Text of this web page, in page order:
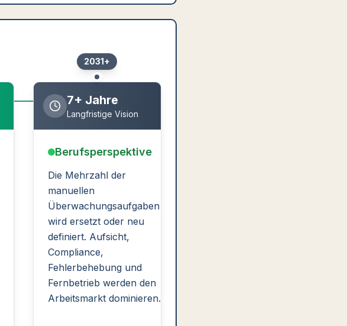
2031+
7+ Jahre
Langfristige Vision
Berufsperspektive
Die Mehrzahl der
manuellen
Überwachungsaufgaben
wird ersetzt oder neu
definiert. Aufsicht,
Compliance,
Fehlerbehebung und
Fernbetrieb werden den
Arbeitsmarkt dominieren.